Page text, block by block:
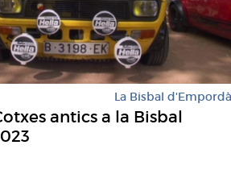
La Bisbal d'Empordà
antics a la Bisbal